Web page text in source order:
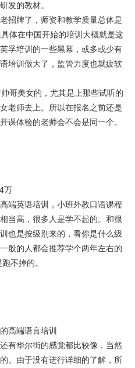
的教材。
牌了，师资和教学质量总体是
体在中国开始的培训大概就是这
孚培训的一些黑幕，或多或少有
培训做大了，监管力度也就疲软
美女的，尤其是上那些试听的
老师去上。所以在报名之前还是
课体验的老师会不会是同一个。
万
英语培训，小班外教口语课程
高，很多人是学不起的。和很
也是按级别来的，看你是什么级
般的人都会推荐学个两年左右的
不掉的。
高端语言培训
华尔街的感觉都比较像，当然
。由于没有进行详细的了解，所